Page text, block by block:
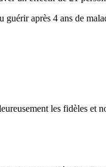
guérir après 4 ans de
les fidèles et